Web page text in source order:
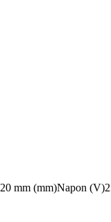
mm (mm)Napon